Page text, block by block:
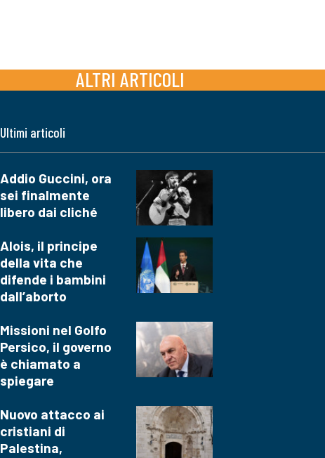
ALTRI ARTICOLI
Ultimi articoli
Addio Guccini, ora
sei finalmente
libero dai cliché
Alois, il principe
della vita che
difende i bambini
dall’aborto
Missioni nel Golfo
Persico, il governo
è chiamato a
spiegare
Nuovo attacco ai
cristiani di
Palestina,